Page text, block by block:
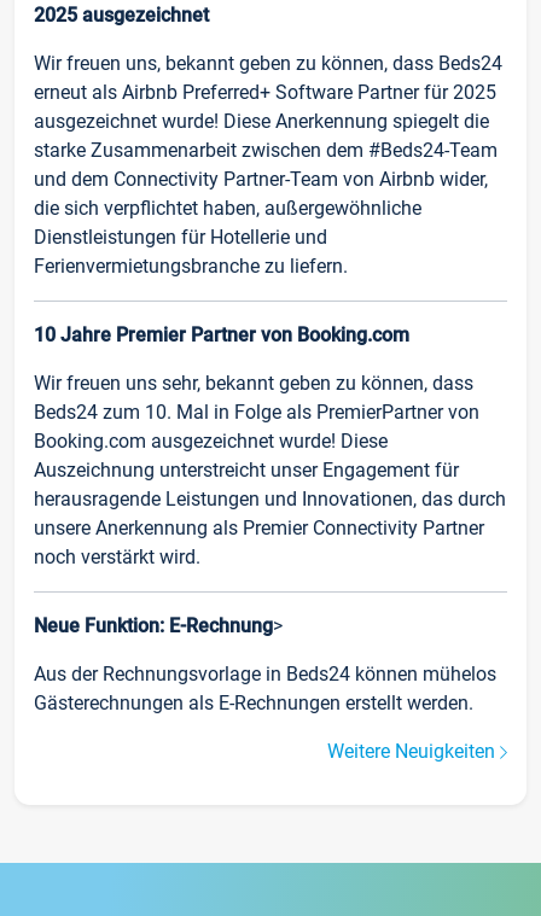
2025 ausgezeichnet
Wir freuen uns, bekannt geben zu können, dass Beds24
erneut als Airbnb Preferred+ Software Partner für 2025
ausgezeichnet wurde! Diese Anerkennung spiegelt die
starke Zusammenarbeit zwischen dem #Beds24-Team
und dem Connectivity Partner-Team von Airbnb wider,
die sich verpflichtet haben, außergewöhnliche
Dienstleistungen für Hotellerie und
Ferienvermietungsbranche zu liefern.
10 Jahre Premier Partner von Booking.com
Wir freuen uns sehr, bekannt geben zu können, dass
Beds24 zum 10. Mal in Folge als PremierPartner von
Booking.com ausgezeichnet wurde! Diese
Auszeichnung unterstreicht unser Engagement für
herausragende Leistungen und Innovationen, das durch
unsere Anerkennung als Premier Connectivity Partner
noch verstärkt wird.
Neue Funktion: E-Rechnung>
Aus der Rechnungsvorlage in Beds24 können mühelos
Gästerechnungen als E-Rechnungen erstellt werden.
Weitere Neuigkeiten